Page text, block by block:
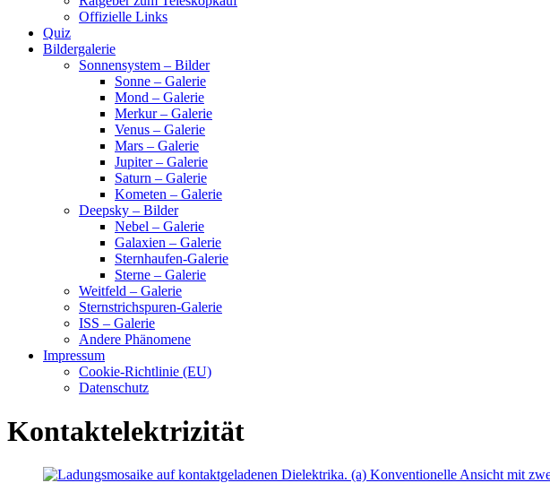
Offizielle Links
Quiz
Bildergalerie
Sonnensystem – Bilder
Sonne – Galerie
Mond – Galerie
Merkur – Galerie
Venus – Galerie
Mars – Galerie
Jupiter – Galerie
Saturn – Galerie
Kometen – Galerie
Deepsky – Bilder
Nebel – Galerie
Galaxien – Galerie
Sternhaufen-Galerie
Sterne – Galerie
Weitfeld – Galerie
Sternstrichspuren-Galerie
ISS – Galerie
Andere Phänomene
Impressum
Cookie-Richtlinie (EU)
Datenschutz
Kontaktelektrizität